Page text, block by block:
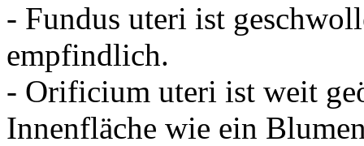
- Fundus uteri ist
empfindlich.
- Orificium uteri ist weit
Innenfläche wie ein